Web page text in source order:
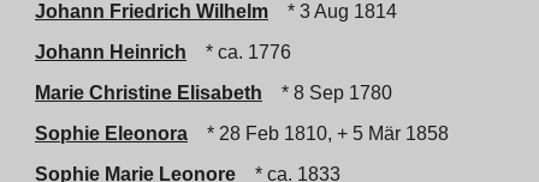
Johann Friedrich Wilhelm
* 3 Aug 1814
Johann Heinrich
* ca. 1776
Marie Christine Elisabeth
* 8 Sep 1780
Sophie Eleonora
* 28 Feb 1810, + 5 Mär 1858
Sophie Marie Leonore
* ca. 1833